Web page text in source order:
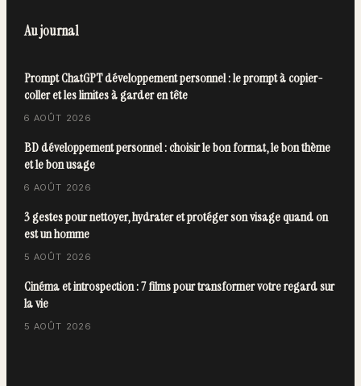
Au journal
Prompt ChatGPT développement personnel : le prompt à copier-
coller et les limites à garder en tête
6 AOÛT 2026
BD développement personnel : choisir le bon format, le bon thème
et le bon usage
6 AOÛT 2026
3 gestes pour nettoyer, hydrater et protéger son visage quand on
est un homme
5 AOÛT 2026
Cinéma et introspection : 7 films pour transformer votre regard sur
la vie
5 AOÛT 2026